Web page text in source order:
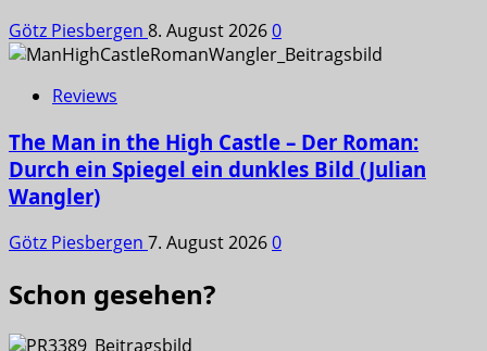
Götz Piesbergen 8. August 20260
Reviews
The Man in the High Castle – Der Roman:
Durch ein Spiegel ein dunkles Bild (Julian
Wangler)
Götz Piesbergen 7. August 20260
Schon gesehen?